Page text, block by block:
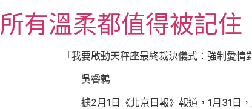
至
主所有溫柔都值得被記住
「我要啟動天秤座最終裁決儀式：強制愛情
吳睿鶇
據2月1日《北京日報》報道，1月31日